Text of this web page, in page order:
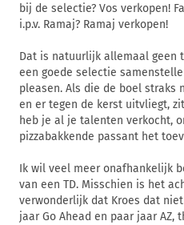
bij de selectie? Vos verkopen!
i.p.v. Ramaj? Ramaj verkopen!
Dat is natuurlijk allemaal geen
een goede selectie
pleasen. Als die de boel
en er tegen de kerst uitvliegt,
heb je al je talenten verkocht,
pizzabakkende passant het
Ik wil veel meer onafhankelijk
van een TD. Misschien is het
verwonderlijk dat Kroes dat
jaar Go Ahead en paar jaar AZ,